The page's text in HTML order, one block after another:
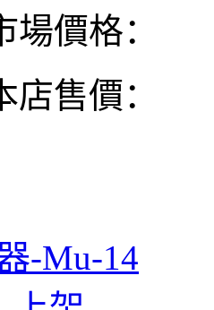
場價格：
店售價：
-Mu-14